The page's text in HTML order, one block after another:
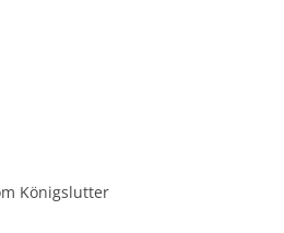
Königslutter